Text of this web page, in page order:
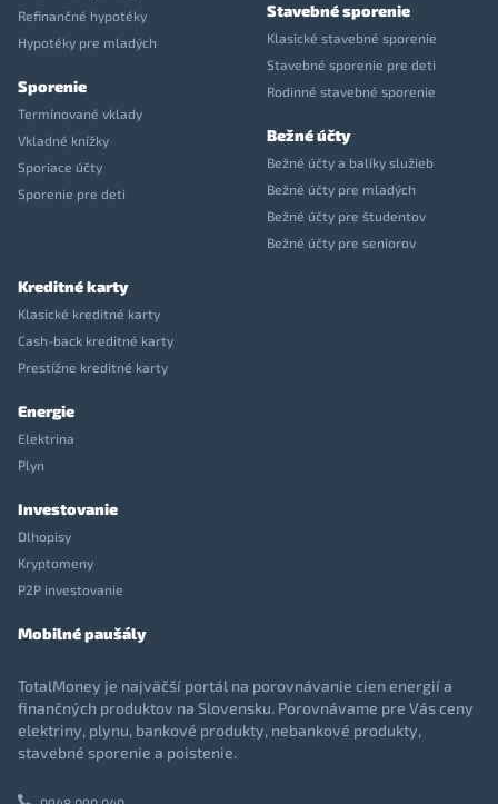
Refinančné hypotéky
Hypotéky pre mladých
Sporenie
Termínované vklady
Vkladné knížky
Sporiace účty
Sporenie pre deti
Stavebné sporenie
Klasické stavebné sporenie
Stavebné sporenie pre deti
Rodinné stavebné sporenie
Bežné účty
Bežné účty a balíky služieb
Bežné účty pre mladých
Bežné účty pre študentov
Bežné účty pre seniorov
Kreditné karty
Klasické kreditné karty
Cash-back kreditné karty
Prestížne kreditné karty
Energie
Elektrina
Plyn
Investovanie
Dlhopisy
Kryptomeny
P2P investovanie
Mobilné paušály
TotalMoney je najväčší portál na porovnávanie cien energií a
finančných produktov na Slovensku. Porovnávame pre Vás ceny
elektriny, plynu, bankové produkty, nebankové produkty,
stavebné sporenie a poistenie.